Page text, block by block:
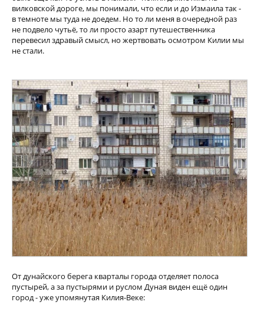
вилковской дороге, мы понимали, что если и до Измаила так -
в темноте мы туда не доедем. Но то ли меня в очередной раз
не подвело чутьё, то ли просто азарт путешественника
перевесил здравый смысл, но жертвовать осмотром Килии мы
не стали.
От дунайского берега кварталы города отделяет полоса
пустырей, а за пустырями и руслом Дуная виден ещё один
город - уже упомянутая Килия-Веке: